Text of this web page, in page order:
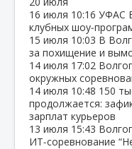
16 июля 10:16 УФАС
клубных
15 июля 10:03 В
за похищение и
14 июля 17:02
окружных
14 июля 10:48 150
продолжается:
зарплат курьеров
13 июля 15:43
ИТ‑соревнование